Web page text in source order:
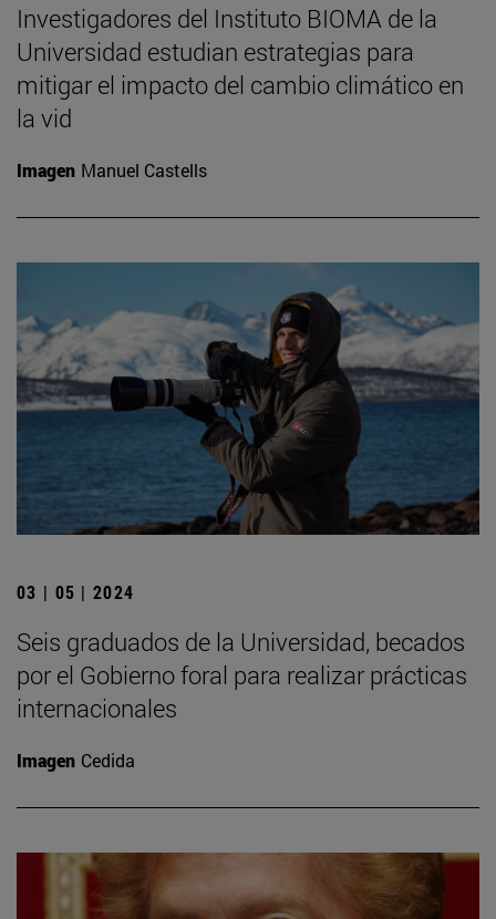
Investigadores del Instituto BIOMA de la
Universidad estudian estrategias para
mitigar el impacto del cambio climático en
la vid
Imagen Manuel Castells
03 | 05 | 2024
Seis graduados de la Universidad, becados
por el Gobierno foral para realizar prácticas
internacionales
Imagen Cedida